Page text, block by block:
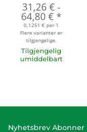
31,26 €-
64,80 € *
0,1251 € per 1
Flere varianter er
tilgjengelige.
Tilgjengelig
umiddelbart
Nyhetsbrev Abonner